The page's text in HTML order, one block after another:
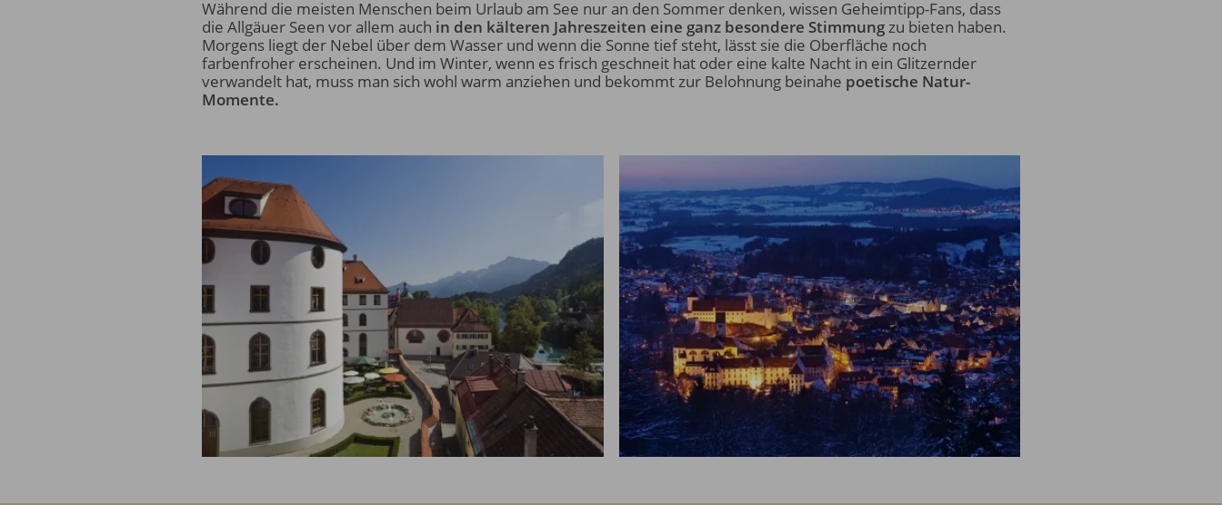
Während die meisten Menschen beim Urlaub am See nur an den Sommer denken, wissen Geheimtipp-Fans, dass
die Allgäuer Seen vor allem auch in den kälteren Jahreszeiten eine ganz besondere Stimmungzu bieten haben.
Morgens liegt der Nebel über dem Wasser und wenn die Sonne tief steht, lässt sie die Oberfläche noch
farbenfroher erscheinen. Und im Winter, wenn es frisch geschneit hat oder eine kalte Nacht in ein Glitzernder
verwandelt hat, muss man sich wohl warm anziehen und bekommt zur Belohnung beinahe poetische Natur-
Momente.